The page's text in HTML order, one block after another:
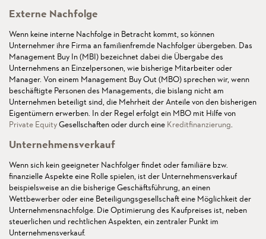
Externe Nachfolge
Wenn keine interne Nachfolge in Betracht kommt, so können
Unternehmer ihre Firma an familienfremde Nachfolger übergeben. Das
Management Buy In (MBI) bezeichnet dabei die Übergabe des
Unternehmens an Einzelpersonen, wie bisherige Mitarbeiter oder
Manager. Von einem Management Buy Out (MBO) sprechen wir, wenn
beschäftigte Personen des Managements, die bislang nicht am
Unternehmen beteiligt sind, die Mehrheit der Anteile von den bisherigen
Eigentümern erwerben. In der Regel erfolgt ein MBO mit Hilfe von
Private EquityGesellschaften oder durch eine Kreditfinanzierung.
Unternehmensverkauf
Wenn sich kein geeigneter Nachfolger findet oder familiäre bzw.
finanzielle Aspekte eine Rolle spielen, ist der Unternehmensverkauf
beispielsweise an die bisherige Geschäftsführung, an einen
Wettbewerber oder eine Beteiligungsgesellschaft eine Möglichkeit der
Unternehmensnachfolge. Die Optimierung des Kaufpreises ist, neben
steuerlichen und rechtlichen Aspekten, ein zentraler Punkt im
Unternehmensverkauf.